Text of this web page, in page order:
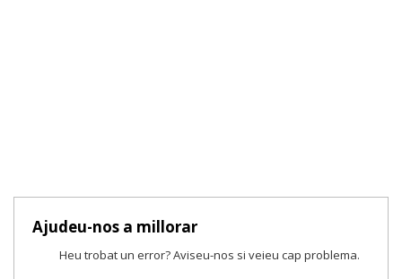
Ajudeu-nos a millorar
Heu trobat un error? Aviseu-nos si veieu cap problema.